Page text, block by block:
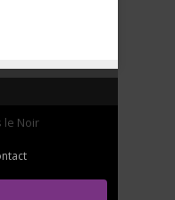
le Noir